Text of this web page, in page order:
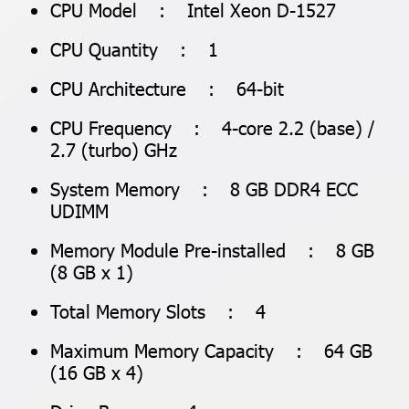
CPU Model : Intel Xeon D-1527
CPU Quantity : 1
CPU Architecture : 64-bit
CPU Frequency : 4-core 2.2 (base) /
2.7 (turbo) GHz
System Memory : 8 GB DDR4 ECC
UDIMM
Memory Module Pre-installed : 8 GB
(8 GB x 1)
Total Memory Slots : 4
Maximum Memory Capacity : 64 GB
(16 GB x 4)